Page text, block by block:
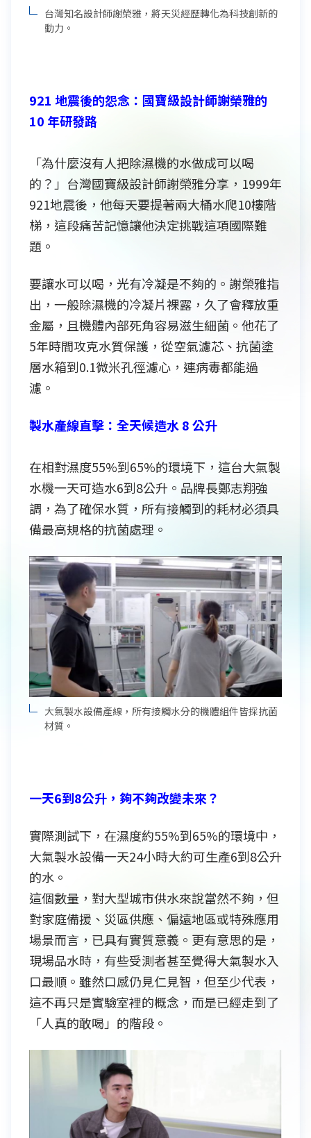
台灣知名設計師謝榮雅，將天災經歷轉化為科技創新的
動力。
921 地震後的怨念：國寶級設計師謝榮雅的
10 年研發路
「為什麼沒有人把除濕機的水做成可以喝
的？」台灣國寶級設計師謝榮雅分享，1999年
921地震後，他每天要提著兩大桶水爬10樓階
梯，這段痛苦記憶讓他決定挑戰這項國際難
題。
要讓水可以喝，光有冷凝是不夠的。謝榮雅指
出，一般除濕機的冷凝片裸露，久了會釋放重
金屬，且機體內部死角容易滋生細菌。他花了
5年時間攻克水質保護，從空氣濾芯、抗菌塗
層水箱到0.1微米孔徑濾心，連病毒都能過
濾。
製水產線直擊：全天候造水 8 公升
在相對濕度55%到65%的環境下，這台大氣製
水機一天可造水6到8公升。品牌長鄭志翔強
調，為了確保水質，所有接觸到的耗材必須具
備最高規格的抗菌處理。
大氣製水設備產線，所有接觸水分的機體組件皆採抗菌
材質。
一天6到8公升，夠不夠改變未來？
實際測試下，在濕度約55%到65%的環境中，
大氣製水設備一天24小時大約可生產6到8公升
的水。
這個數量，對大型城市供水來說當然不夠，但
對家庭備援、災區供應、偏遠地區或特殊應用
場景而言，已具有實質意義。更有意思的是，
現場品水時，有些受測者甚至覺得大氣製水入
口最順。雖然口感仍見仁見智，但至少代表，
這不再只是實驗室裡的概念，而是已經走到了
「人真的敢喝」的階段。